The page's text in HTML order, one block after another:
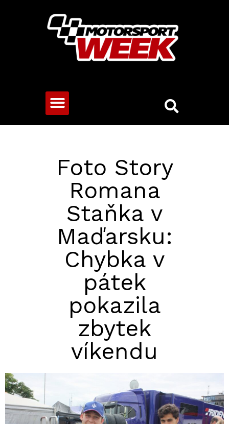
Foto Story
Romana
Staňka v
Maďarsku:
Chybka v
pátek
pokazila
zbytek
víkendu